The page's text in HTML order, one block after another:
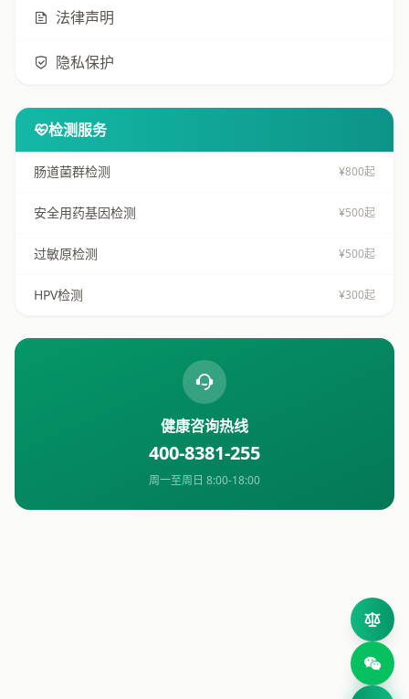
法律声明
隐私保护
检测服务
肠道菌群检测 ¥800起
安全用药基因检测 ¥500起
过敏原检测 ¥500起
HPV检测 ¥300起
健康咨询热线
400-8381-255
周一至周日 8:00-18:00